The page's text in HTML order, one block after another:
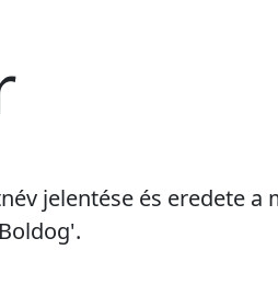
jelentése és eredete